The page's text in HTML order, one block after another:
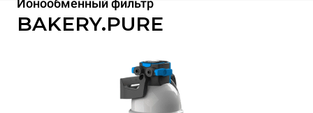
Ионообменный фильтр
BAKERY.PURE